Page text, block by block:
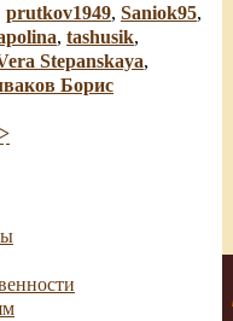
prutkov1949, Saniok95,
, tashusik,
Stepanskaya,
Борис